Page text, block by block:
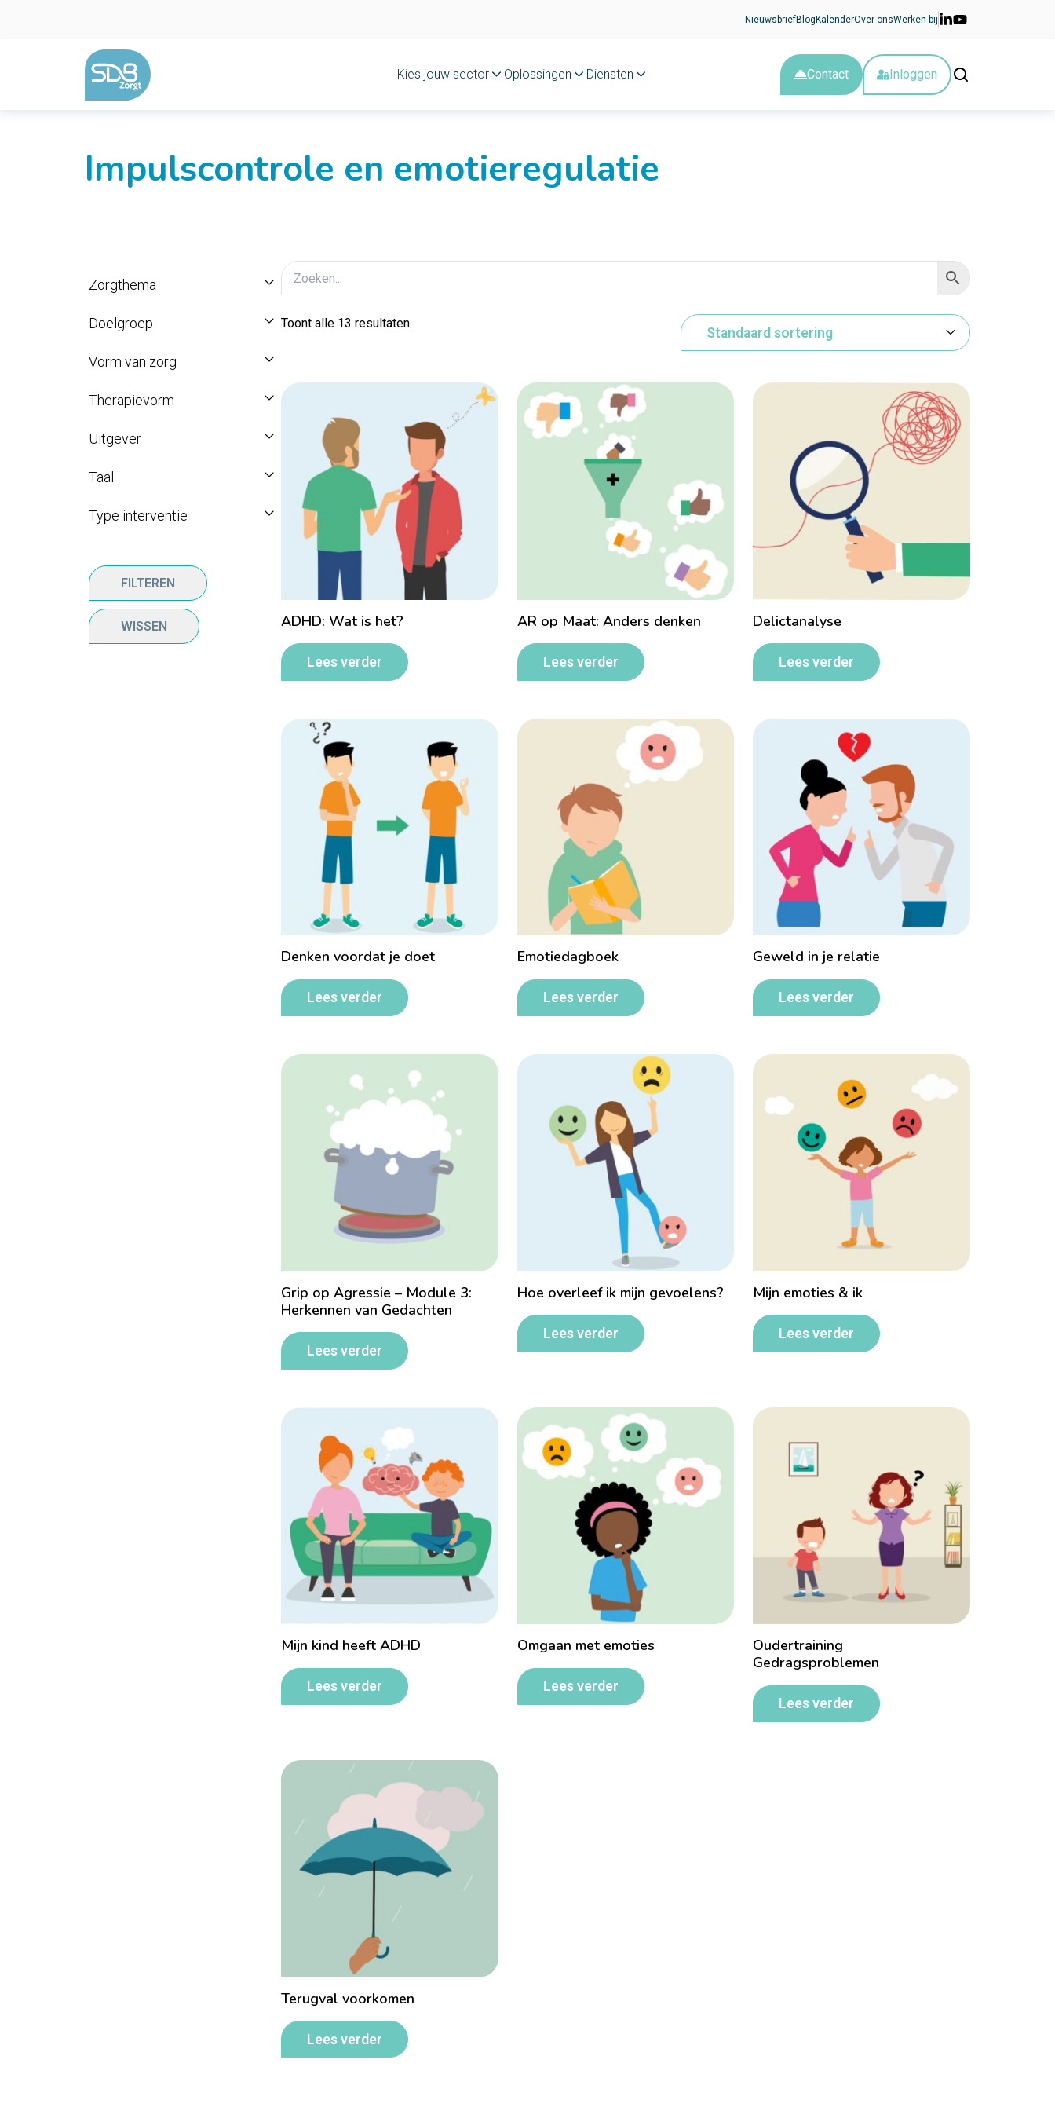
NieuwsbriefBlog KalenderOver onsWerken bij
Kies jouw sector Oplossingen Diensten Contact Inloggen
Impulscontrole en emotieregulatie
Zorgthema
Doelgroep
Vorm van zorg
Therapievorm
Uitgever
Taal
Type interventie
FILTEREN
WISSEN
Toont alle 13 resultaten
ADHD: Wat is het?
Lees verder
AR op Maat: Anders denken
Lees verder
Delictanalyse
Lees verder
Denken voordat je doet
Lees verder
Emotiedagboek
Lees verder
Geweld in je relatie
Lees verder
Grip op Agressie – Module 3:
Herkennen van Gedachten
Lees verder
Hoe overleef ik mijn gevoelens?
Lees verder
Mijn emoties & ik
Lees verder
Mijn kind heeft ADHD
Lees verder
Omgaan met emoties
Lees verder
Oudertraining
Gedragsproblemen
Lees verder
Terugval voorkomen
Lees verder